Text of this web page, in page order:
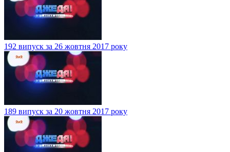
192 випуск за 26 жовтня 2017 року
189 випуск за 20 жовтня 2017 року